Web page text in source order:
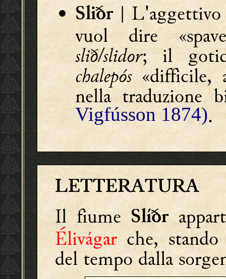
Sliðr|
vuol dire
slið/slidor; il
chalepós«difficile,
nella traduzione
Vigfússon 1874).
LETTERATURA
Il fiume Slíðr
Élivágar che,
del tempo dalla